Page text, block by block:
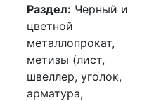
Раздел: Черный и
цветной
металлопрокат,
метизы (лист,
швеллер, уголок,
арматура,